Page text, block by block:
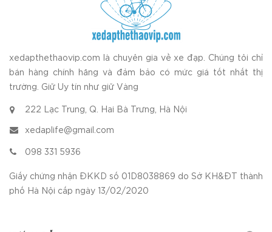
xedapthethaovip.com là chuyên gia về xe đạp. Chúng tôi chỉ
bán hàng chính hãng và đảm bảo có mức giá tốt nhất thị
trường. Giữ Uy tín như giữ Vàng
222 Lạc Trung, Q. Hai Bà Trưng, Hà Nội
xedaplife@gmail.com
098 331 5936
Giấy chứng nhận ĐKKD số 01D8038869 do Sở KH&ĐT thành
phố Hà Nội cấp ngày 13/02/2020